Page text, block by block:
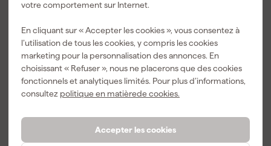
votre comportement sur Internet.
En cliquant sur « Accepter les cookies », vous consentez à
l’utilisation de tous les cookies, y compris les cookies
marketing pour la personnalisation des annonces. En
choisissant « Refuser », nous ne placerons que des cookies
fonctionnels et analytiques limités. Pour plus d’informations,
consultez politique en matièrede cookies.
Accepter les cookies
3M Lunettes
SecureFit -
antirayures -
verres bleus
miroités -
Livré demain
TTC